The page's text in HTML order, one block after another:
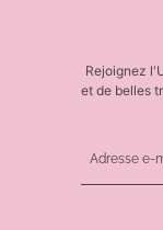
Rejoignez
et de belles
Adresse
Ce site